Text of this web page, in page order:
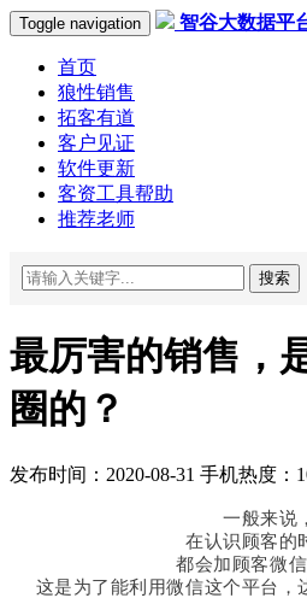
Toggle navigation 智谷大数据平
首页
狼性销售
拓客有道
客户见证
软件更新
客资工具帮助
推荐老师
搜索
最厉害的销售，
圈的？
发布时间：2020-08-31 手机热度：
一般来说，
在认识顾客的
都会加顾客微信
这是为了能利用微信这个平台，